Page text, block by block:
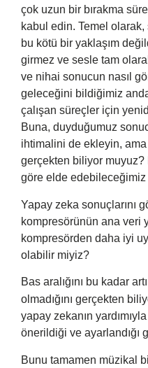
çok uzun bir bırakma
kabul edin. Temel
bu kötü bir yaklaşım
girmez ve sesle tam
ve nihai sonucun nasıl
geleceğini bildiğimiz
çalışan süreçler için
Buna, duyduğumuz
ihtimalini de ekleyin, ama
gerçekten biliyor muyuz?
göre elde
Yapay zeka sonuçlarını
kompresörünün ana veri
kompresörden daha iyi
olabilir miyiz?
Bas aralığını bu kadar
olmadığını gerçekten
yapay zekanın
önerildiği ve ayarlandığı
Bunu tamamen müzikal